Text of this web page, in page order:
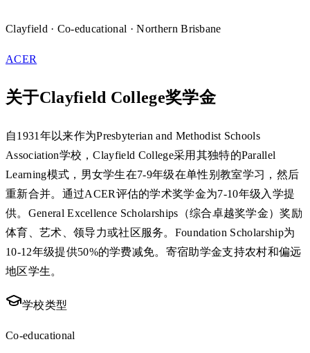
Clayfield · Co-educational · Northern Brisbane
ACER
关于Clayfield College奖学金
自1931年以来作为Presbyterian and Methodist Schools
Association学校，Clayfield College采用其独特的Parallel
Learning模式，男女学生在7-9年级在单性别教室学习，然后
重新合并。通过ACER评估的学术奖学金为7-10年级入学提
供。General Excellence Scholarships（综合卓越奖学金）奖励
体育、艺术、领导力或社区服务。Foundation Scholarship为
10-12年级提供50%的学费减免。寄宿助学金支持农村和偏远
地区学生。
学校类型
Co-educational